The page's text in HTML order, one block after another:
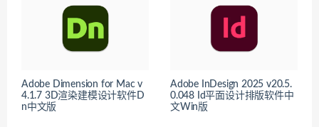
Adobe Dimension for Mac v
4.1.7 3D渲染建模设计软件D
n中文版
Adobe InDesign 2025 v20.5.
0.048 Id平面设计排版软件中
文Win版